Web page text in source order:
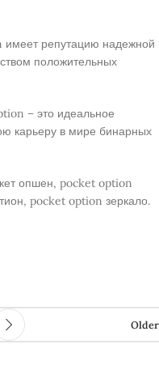
репутацию надежной
положительных
– это идеальное
карьеру в мире бинарных
опшен, pocket option
pocket option зеркало.
Older